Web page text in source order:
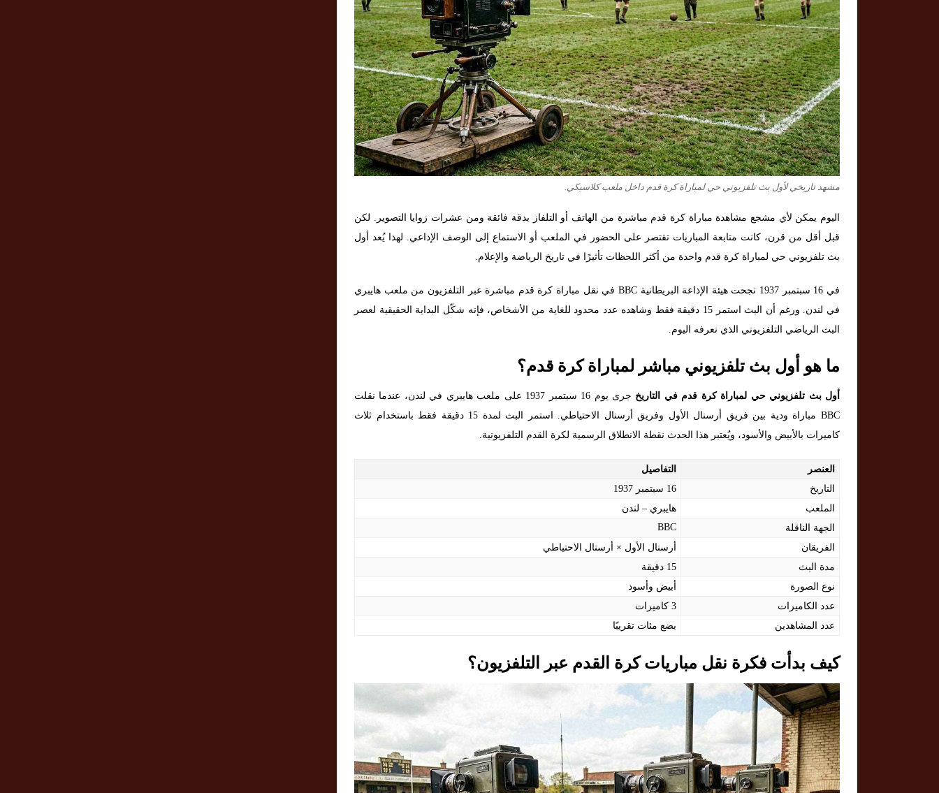
مشهد تاريخي لأول بث تلفزيوني حي لمباراة كرة قدم داخل ملعب كلاسيكي.
اليوم يمكن لأي مشجع مشاهدة مباراة كرة قدم مباشرة من الهاتف أو التلفاز بدقة فائقة ومن عشرات زوايا التصوير. لكن
قبل أقل من قرن، كانت متابعة المباريات تقتصر على الحضور في الملعب أو الاستماع إلى الوصف الإذاعي. لهذا يُعد أول
بث تلفزيوني حي لمباراة كرة قدم واحدة من أكثر اللحظات تأثيرًا في تاريخ الرياضة والإعلام.
في 16 سبتمبر 1937 نجحت هيئة الإذاعة البريطانية BBC في نقل مباراة كرة قدم مباشرة عبر التلفزيون من ملعب هايبري
في لندن. ورغم أن البث استمر 15 دقيقة فقط وشاهده عدد محدود للغاية من الأشخاص، فإنه شكّل البداية الحقيقية لعصر
البث الرياضي التلفزيوني الذي نعرفه اليوم.
ما هو أول بث تلفزيوني مباشر لمباراة كرة قدم؟
أول بث تلفزيوني حي لمباراة كرة قدم في التاريخ
جرى يوم 16 سبتمبر 1937 على ملعب هايبري في لندن، عندما نقلت
BBC مباراة ودية بين فريق أرسنال الأول وفريق أرسنال الاحتياطي. استمر البث لمدة 15 دقيقة فقط باستخدام ثلاث
كاميرات بالأبيض والأسود، ويُعتبر هذا الحدث نقطة الانطلاق الرسمية لكرة القدم التلفزيونية.
العنصر
التفاصيل
التاريخ
16 سبتمبر 1937
الملعب
هايبري – لندن
الجهة الناقلة
BBC
الفريقان
أرسنال الأول × أرسنال الاحتياطي
مدة البث
15 دقيقة
نوع الصورة
أبيض وأسود
عدد الكاميرات
3 كاميرات
عدد المشاهدين
بضع مئات تقريبًا
كيف بدأت فكرة نقل مباريات كرة القدم عبر التلفزيون؟